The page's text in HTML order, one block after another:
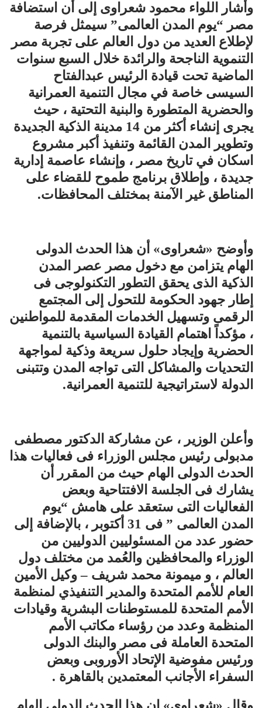
وأشار اللواء محمود شعراوى إلى أن استضافة
مصر “يوم المدن العالمى” سيمثل فرصة
لإطلاع العديد من دول العالم على تجربة مصر
التنموية الناجحة والرائدة خلال السبع سنوات
الماضية تحت قيادة الرئيس عبدالفتاح
السيسى خاصة في مجال التنمية العمرانية
والحضرية المتطورة والبنية التحتية ، حيث
يجرى إنشاء أكثر من 14 مدينة الذكية الجديدة
وتطوير المدن القائمة وتنفيذ أكبر مشروع
اسكان في تاريخ مصر ، وإنشاء عاصمة إدارية
جديدة ، وإطلاق برنامج طموح للقضاء على
المناطق غير الآمنة بمختلف المحافظات.
وأوضح «شعراوى» أن هذا الحدث الدولى
الهام يتزامن مع دخول مصر عصر المدن
الذكية الذى يحقق التطور التكنولوجى فى
إطار جهود الحكومة للتحول إلى المجتمع
الرقمى وتسهيل الخدمات المقدمة للمواطنين
، مؤكداً اهتمام القيادة السياسية بالتنمية
الحضرية وإيجاد حلول سريعة وذكية لمواجهة
التحديات والمشاكل التى تواجه المدن وتتبنى
الدولة لاستراتيجية للتنمية العمرانية.
وأعلن الوزير ، عن مشاركة الدكتور مصطفى
مدبولى رئيس مجلس الوزراء فى فعاليات هذا
الحدث الدولى الهام حيث من المقرر أن
يشارك فى الجلسة الافتتاحية وبعض
الفعاليات التى ستعقد على هامش “يوم
المدن العالمى ” فى 31 أكتوبر ، بالإضافة إلى
حضور عدد من المسئوليين الدوليين من
الوزراء والمحافظين والعُمد من مختلف دول
العالم ، و ميمونة محمد شريف – وكيل الأمين
العام للأمم المتحدة والمدير التنفيذي لمنظمة
الأمم المتحدة للمستوطنات البشرية وقيادات
المنظمة وعدد من رؤساء مكاتب الأمم
المتحدة العاملة فى مصر والبنك الدولى
ورئيس مفوضية الإتحاد الأوروبى وبعض
السفراء الأجانب المعتمدين بالقاهرة .